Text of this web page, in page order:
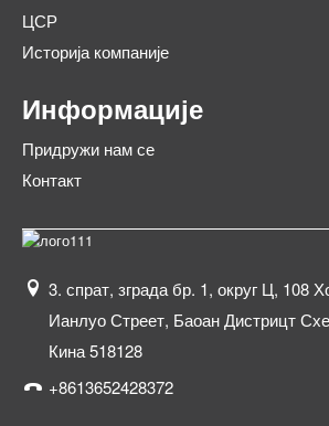
ЦСР
Историја компаније
Информације
Придружи нам се
Контакт
3. спрат, зграда бр. 1, округ Ц, 108
Ианлуо Стреет, Баоан Дистрицт
Кина 518128
+8613652428372